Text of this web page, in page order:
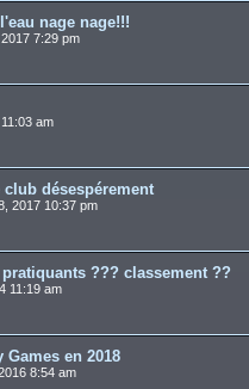
nage nage!!!
7:29 pm
am
désespérement
2017 10:37 pm
pratiquants ??? classement ??
11:19 am
Games en 2018
8:54 am